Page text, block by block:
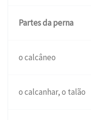
Partes da perna
o calcâneo
o calcanhar, o talão